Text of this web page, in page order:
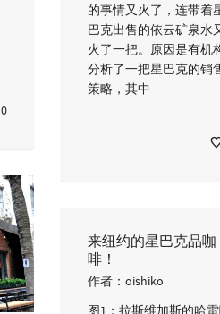
0
的事情又火了，连带着
巴克出售的依云矿泉水
火了一把。原因是有机
分析了一把星巴克的销
策略，其中
来纽约的星巴克品咖
啡！
作者： oishiko